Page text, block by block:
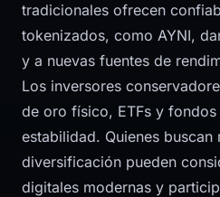
tradicionales ofrecen
tokenizados, como AYNI,
y a nuevas fuentes de
Los inversores
de oro físico, ETFs y
estabilidad. Quienes
diversificación pueden
digitales modernas y